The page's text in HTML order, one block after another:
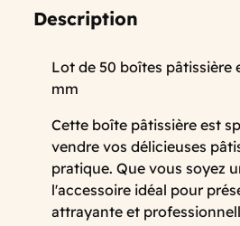
Description
Lot de 50 boîtes pâtissière
mm
Cette boîte pâtissière est
vendre vos délicieuses
pratique. Que vous soyez
l'accessoire idéal pour
attrayante et